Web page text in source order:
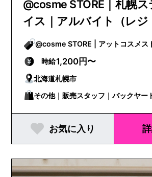
@cosme STORE｜札幌
イス｜アルバイト（レジ
@cosme STORE | アットコス
時給1,200円〜
北海道札幌市
その他｜販売スタッフ｜バックヤー
BA
お気に入り